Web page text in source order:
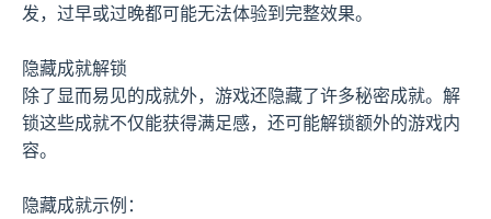
发，过早或过晚都可能无法体验到完整效果。
隐藏成就解锁
除了显而易见的成就外，游戏还隐藏了许多秘密成就。解
锁这些成就不仅能获得满足感，还可能解锁额外的游戏内
容。
隐藏成就示例：